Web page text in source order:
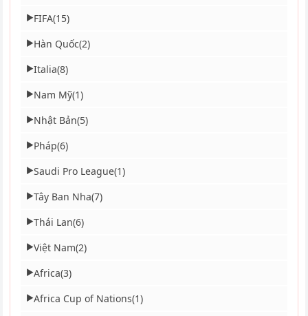
▶FIFA(15)
▶Hàn Quốc(2)
▶Italia(8)
▶Nam Mỹ(1)
▶Nhật Bản(5)
▶Pháp(6)
▶Saudi Pro League(1)
▶Tây Ban Nha(7)
▶Thái Lan(6)
▶Việt Nam(2)
▶Africa(3)
▶Africa Cup of Nations(1)